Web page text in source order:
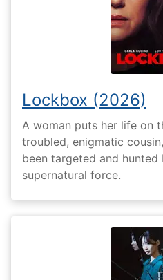
Lockbox (2026)
A woman puts her life on
troubled, enigmatic
been targeted and
supernatural force.